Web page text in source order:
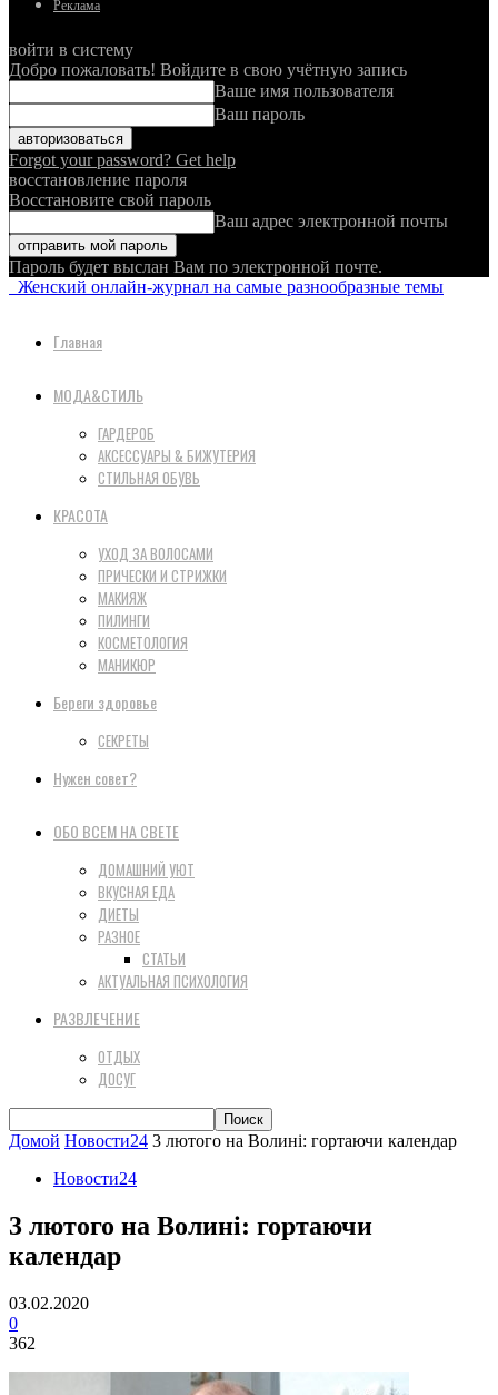
Реклама
войти в систему
Добро пожаловать! Войдите в свою учётную запись
Ваше имя пользователя
Ваш пароль
Forgot your password? Get help
восстановление пароля
Восстановите свой пароль
Ваш адрес электронной почты
Пароль будет выслан Вам по электронной почте.
Женский онлайн-журнал на самые разнообразные темы
Главная
МОДА&СТИЛЬ
ГАРДЕРОБ
АКСЕССУАРЫ & БИЖУТЕРИЯ
СТИЛЬНАЯ ОБУВЬ
КРАСОТА
УХОД ЗА ВОЛОСАМИ
ПРИЧЕСКИ И СТРИЖКИ
МАКИЯЖ
ПИЛИНГИ
КОСМЕТОЛОГИЯ
МАНИКЮР
Береги здоровье
СЕКРЕТЫ
Нужен совет?
ОБО ВСЕМ НА СВЕТЕ
ДОМАШНИЙ УЮТ
ВКУСНАЯ ЕДА
ДИЕТЫ
РАЗНОЕ
СТАТЬИ
АКТУАЛЬНАЯ ПСИХОЛОГИЯ
РАЗВЛЕЧЕНИЕ
ОТДЫХ
ДОСУГ
Домой Новости24 3 лютого на Волині: гортаючи календар
Новости24
3 лютого на Волині: гортаючи
календар
03.02.2020
0
362